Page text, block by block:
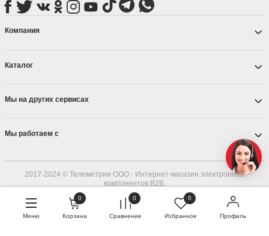
Компания
Каталог
Мы на других сервисах
Мы работаем с
2017-2024 © Телеметрия ООО - Интернет-магазин электронных
компонентов B2B.
ОГРН 1187536004215
Меню
0
Корзина
0
Сравнение
0
Избранное Профиль